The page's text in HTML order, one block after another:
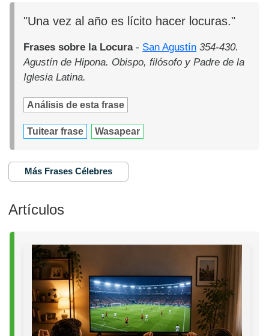
"Una vez al año es lícito hacer locuras."
Frases sobre la Locura- San Agustín 354-430.
Agustín de Hipona. Obispo, filósofo y Padre de la
Iglesia Latina.
Análisis de esta frase
Tuitear frase Wasapear
Más Frases Célebres
Artículos